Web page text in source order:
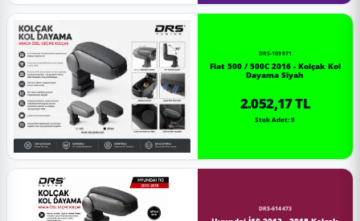
DRS-109971
Fiat 500 / 500C 2016 - Kolçak Kol
Dayama Siyah
2.052,17 TL
Stok Adet: 9
DRS-614473